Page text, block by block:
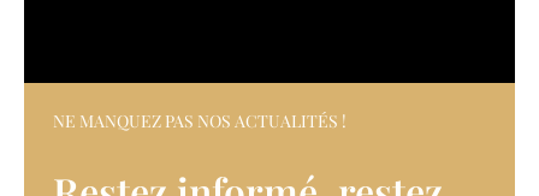
profonds
sans
sans
NE MANQUEZ PAS NOS ACTUALITÉS !